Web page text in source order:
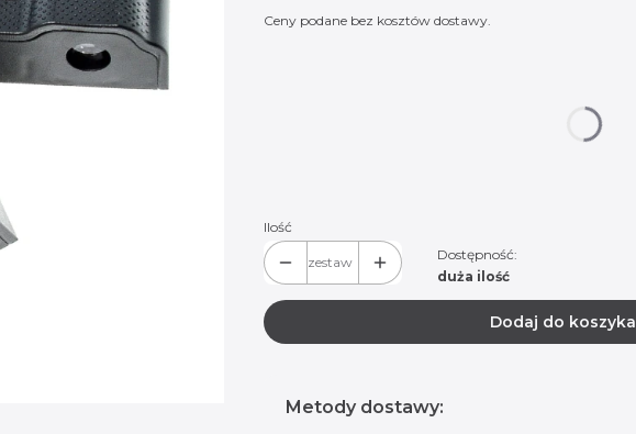
Ceny podane bez kosztów dostawy.
Ilość
zestaw
Dostępność:
duża ilość
Dodaj do koszyka
Metody dostawy: